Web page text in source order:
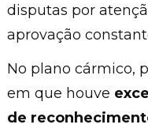
disputas por
aprovação
No plano cármico,
em que houve
de